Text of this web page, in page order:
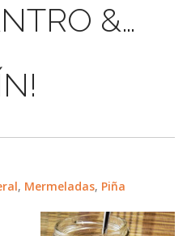
&…
, Mermeladas, Piña